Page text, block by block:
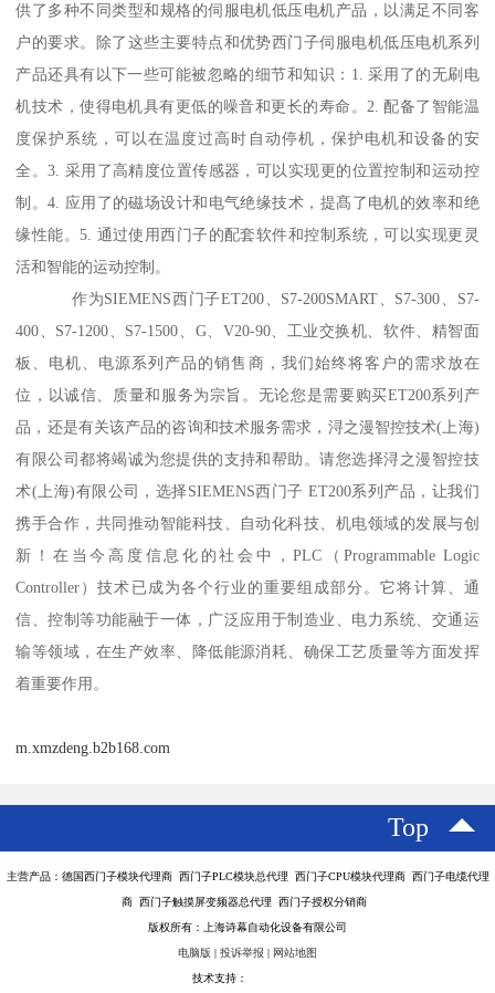
供了多种不同类型和规格的伺服电机低压电机产品，以满足不同客
户的要求。除了这些主要特点和优势西门子伺服电机低压电机系列
产品还具有以下一些可能被忽略的细节和知识：1. 采用了的无刷电
机技术，使得电机具有更低的噪音和更长的寿命。2. 配备了智能温
度保护系统，可以在温度过高时自动停机，保护电机和设备的安
全。3. 采用了高精度位置传感器，可以实现更的位置控制和运动控
制。4. 应用了的磁场设计和电气绝缘技术，提髙了电机的效率和绝
缘性能。5. 通过使用西门子的配套软件和控制系统，可以实现更灵
活和智能的运动控制。
作为SIEMENS西门子ET200、S7-200SMART、S7-300、S7-
400、S7-1200、S7-1500、G、V20-90、工业交换机、软件、精智面
板、电机、电源系列产品的销售商，我们始终将客户的需求放在
位，以诚信、质量和服务为宗旨。无论您是需要购买ET200系列产
品，还是有关该产品的咨询和技术服务需求，浔之漫智控技术(上海)
有限公司都将竭诚为您提供的支持和帮助。请您选择浔之漫智控技
术(上海)有限公司，选择SIEMENS西门子 ET200系列产品，让我们
携手合作，共同推动智能科技、自动化科技、机电领域的发展与创
新！在当今高度信息化的社会中，PLC（Programmable Logic
Controller）技术已成为各个行业的重要组成部分。它将计算、通
信、控制等功能融于一体，广泛应用于制造业、电力系统、交通运
输等领域，在生产效率、降低能源消耗、确保工艺质量等方面发挥
着重要作用。
m.xmzdeng.b2b168.com
Top
主营产品：德国西门子模块代理商 西门子PLC模块总代理 西门子CPU模块代理商 西门子电缆代理
商 西门子触摸屏变频器总代理 西门子授权分销商
版权所有：上海诗幕自动化设备有限公司
电脑版 | 投诉举报 | 网站地图
技术支持：